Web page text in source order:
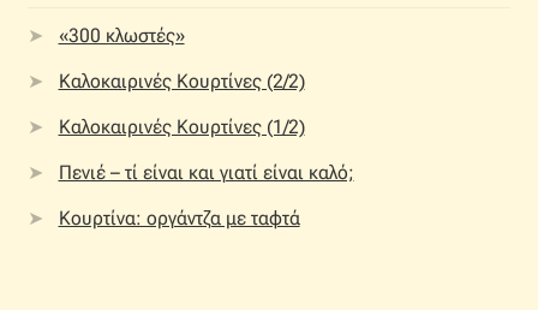
«300 κλωστές»
Καλοκαιρινές Κουρτίνες (2/2)
Καλοκαιρινές Κουρτίνες (1/2)
Πενιέ – τί είναι και γιατί είναι καλό;
Κουρτίνα: οργάντζα με ταφτά